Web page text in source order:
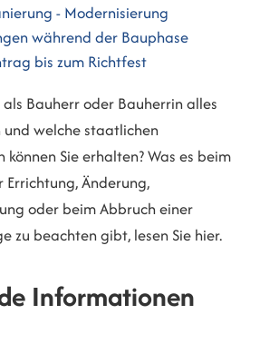
- Modernisierung
während der Bauphase
bis zum Richtfest
als Bauherr oder Bauherrin alles
welche staatlichen
können Sie erhalten? Was es beim
Änderung,
oder beim Abbruch einer
zu beachten gibt, lesen Sie hier.
Informationen